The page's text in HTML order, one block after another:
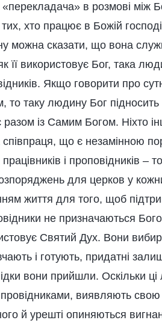
в розмові між
хто працює в Божій
можна сказати, що вона
її використовує Бог, така
Якщо говорити про
то таку людину Бог підносить
із Самим Богом. Ніхто
що є незамінною
і проповідників
для церков у
життя для того, щоб
не призначаються
Святий Дух. Вони
і готують, придатні
вони прийшли. Оскільки
виявляють
й урешті опиняються